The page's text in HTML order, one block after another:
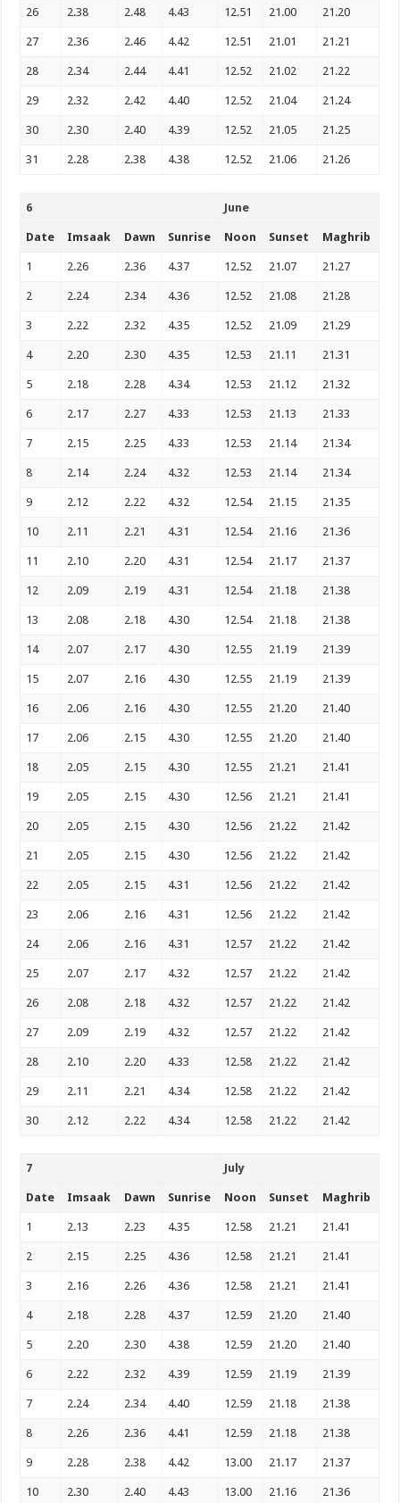
26 2.38 2.48 4.43 12.51 21.00 21.20
27 2.36 2.46 4.42 12.51 21.01 21.21
28 2.34 2.44 4.41 12.52 21.02 21.22
29 2.32 2.42 4.40 12.52 21.04 21.24
30 2.30 2.40 4.39 12.52 21.05 21.25
31 2.28 2.38 4.38 12.52 21.06 21.26
6 June
Date Imsaak Dawn Sunrise Noon Sunset Maghrib
1 2.26 2.36 4.37 12.52 21.07 21.27
2 2.24 2.34 4.36 12.52 21.08 21.28
3 2.22 2.32 4.35 12.52 21.09 21.29
4 2.20 2.30 4.35 12.53 21.11 21.31
5 2.18 2.28 4.34 12.53 21.12 21.32
6 2.17 2.27 4.33 12.53 21.13 21.33
7 2.15 2.25 4.33 12.53 21.14 21.34
8 2.14 2.24 4.32 12.53 21.14 21.34
9 2.12 2.22 4.32 12.54 21.15 21.35
10 2.11 2.21 4.31 12.54 21.16 21.36
11 2.10 2.20 4.31 12.54 21.17 21.37
12 2.09 2.19 4.31 12.54 21.18 21.38
13 2.08 2.18 4.30 12.54 21.18 21.38
14 2.07 2.17 4.30 12.55 21.19 21.39
15 2.07 2.16 4.30 12.55 21.19 21.39
16 2.06 2.16 4.30 12.55 21.20 21.40
17 2.06 2.15 4.30 12.55 21.20 21.40
18 2.05 2.15 4.30 12.55 21.21 21.41
19 2.05 2.15 4.30 12.56 21.21 21.41
20 2.05 2.15 4.30 12.56 21.22 21.42
21 2.05 2.15 4.30 12.56 21.22 21.42
22 2.05 2.15 4.31 12.56 21.22 21.42
23 2.06 2.16 4.31 12.56 21.22 21.42
24 2.06 2.16 4.31 12.57 21.22 21.42
25 2.07 2.17 4.32 12.57 21.22 21.42
26 2.08 2.18 4.32 12.57 21.22 21.42
27 2.09 2.19 4.32 12.57 21.22 21.42
28 2.10 2.20 4.33 12.58 21.22 21.42
29 2.11 2.21 4.34 12.58 21.22 21.42
30 2.12 2.22 4.34 12.58 21.22 21.42
7 July
Date Imsaak Dawn Sunrise Noon Sunset Maghrib
1 2.13 2.23 4.35 12.58 21.21 21.41
2 2.15 2.25 4.36 12.58 21.21 21.41
3 2.16 2.26 4.36 12.58 21.21 21.41
4 2.18 2.28 4.37 12.59 21.20 21.40
5 2.20 2.30 4.38 12.59 21.20 21.40
6 2.22 2.32 4.39 12.59 21.19 21.39
7 2.24 2.34 4.40 12.59 21.18 21.38
8 2.26 2.36 4.41 12.59 21.18 21.38
9 2.28 2.38 4.42 13.00 21.17 21.37
10 2.30 2.40 4.43 13.00 21.16 21.36